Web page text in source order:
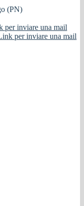
(PN)
per inviare una mail
per inviare una mail